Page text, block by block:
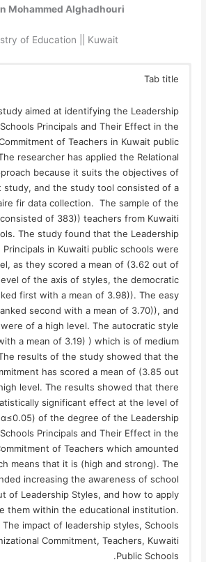
Mohammed Alghadhouri
of Education || Kuwait
Tab title
aimed at identifying the Leadership
Principals and Their Effect in the
of Teachers in Kuwait public
researcher has applied the Relational
because it suits the objectives of
study, and the study tool consisted of a
fir data collection. The sample of the
of 383)) teachers from Kuwaiti
The study found that the Leadership
Principals in Kuwaiti public schools were
as they scored a mean of (3.62 out of
of the axis of styles, the democratic
first with a mean of 3.98)). The easy
second with a mean of 3.70)), and
of a high level. The autocratic style
a mean of 3.19) ) which is of medium
results of the study showed that the
has scored a mean of (3.85 out
level. The results showed that there
significant effect at the level of
of the degree of the Leadership
Principals and Their Effect in the
of Teachers which amounted
means that it is (high and strong). The
increasing the awareness of school
of Leadership Styles, and how to apply
them within the educational institution.
The impact of leadership styles, Schools
Commitment, Teachers, Kuwaiti
Public Schools.